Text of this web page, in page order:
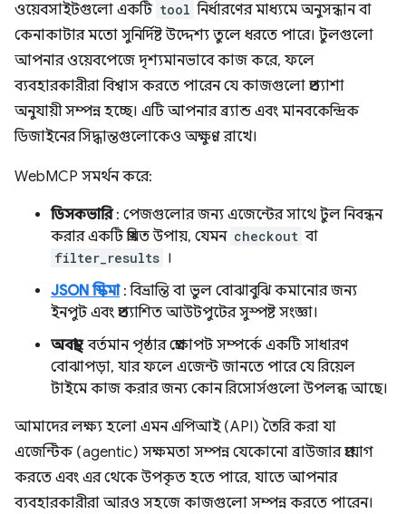
ওয়েবসাইটগুলো একটি tool নির্ধারণের মাধ্যমে অনুসন্ধান বা
কেনাকাটার মতো সুনির্দিষ্ট উদ্দেশ্য তুলে ধরতে পারে। টুলগুলো
আপনার ওয়েবপেজে দৃশ্যমানভাবে কাজ করে, ফলে
ব্যবহারকারীরা বিশ্বাস করতে পারেন যে কাজগুলো প্রত্যাশা
অনুযায়ী সম্পন্ন হচ্ছে। এটি আপনার ব্র্যান্ড এবং মানবকেন্দ্রিক
ডিজাইনের সিদ্ধান্তগুলোকেও অক্ষুণ্ণ রাখে।
WebMCP সমর্থন করে:
ডিসকভারি: পেজগুলোর জন্য এজেন্টের সাথে টুল নিবন্ধন
করার একটি প্রমিত উপায়, যেমন checkout বা
filter_results ।
JSON স্কিমা: বিভ্রান্তি বা ভুল বোঝাবুঝি কমানোর জন্য
ইনপুট এবং প্রত্যাশিত আউটপুটের সুস্পষ্ট সংজ্ঞা।
অবস্থা: বর্তমান পৃষ্ঠার প্রেক্ষাপট সম্পর্কে একটি সাধারণ
বোঝাপড়া, যার ফলে এজেন্ট জানতে পারে যে রিয়েল
টাইমে কাজ করার জন্য কোন রিসোর্সগুলো উপলব্ধ আছে।
আমাদের লক্ষ্য হলো এমন এপিআই (API) তৈরি করা যা
এজেন্টিক (agentic) সক্ষমতা সম্পন্ন যেকোনো ব্রাউজার প্রয়োগ
করতে এবং এর থেকে উপকৃত হতে পারে, যাতে আপনার
ব্যবহারকারীরা আরও সহজে কাজগুলো সম্পন্ন করতে পারেন।